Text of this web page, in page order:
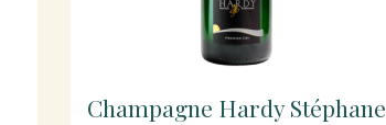
Champagne Hardy Stéphane